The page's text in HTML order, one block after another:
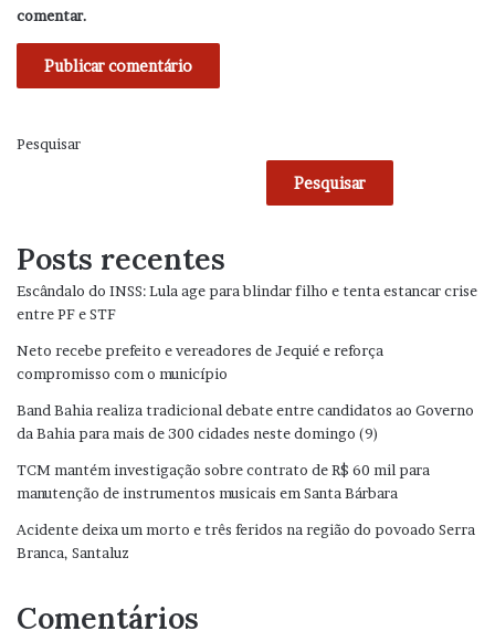
comentar.
Pesquisar
Pesquisar
Posts recentes
Escândalo do INSS: Lula age para blindar filho e tenta estancar crise
entre PF e STF
Neto recebe prefeito e vereadores de Jequié e reforça
compromisso com o município
Band Bahia realiza tradicional debate entre candidatos ao Governo
da Bahia para mais de 300 cidades neste domingo (9)
TCM mantém investigação sobre contrato de R$ 60 mil para
manutenção de instrumentos musicais em Santa Bárbara
Acidente deixa um morto e três feridos na região do povoado Serra
Branca, Santaluz
Comentários